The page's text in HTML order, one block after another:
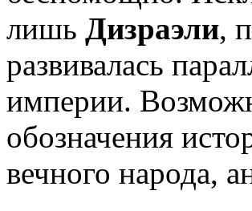
лишь Дизраэли,
развивалась
империи.
обозначения
вечного народа,